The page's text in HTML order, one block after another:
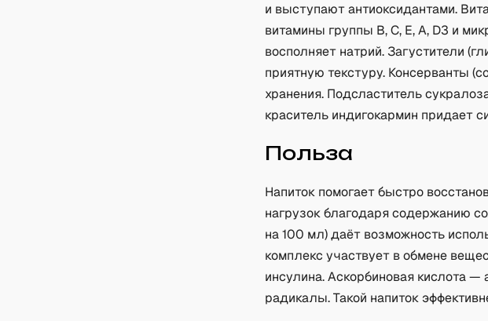
и выступают антиоксидантами.
витамины группы B, C, E, A, D3 и
восполняет натрий. Загустители
приятную текстуру. Консерванты
хранения. Подсластитель
краситель индигокармин придает
Польза
Напиток помогает быстро
нагрузок благодаря содержанию
на 100 мл) даёт возможность
комплекс участвует в обмене
инсулина. Аскорбиновая кислота
радикалы. Такой напиток